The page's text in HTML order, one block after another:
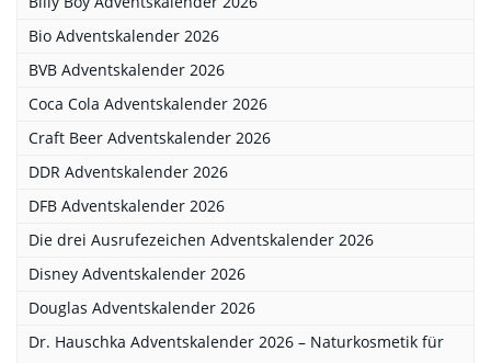
Bio Adventskalender 2026
BVB Adventskalender 2026
Coca Cola Adventskalender 2026
Craft Beer Adventskalender 2026
DDR Adventskalender 2026
DFB Adventskalender 2026
Die drei Ausrufezeichen Adventskalender 2026
Disney Adventskalender 2026
Douglas Adventskalender 2026
Dr. Hauschka Adventskalender 2026 – Naturkosmetik für